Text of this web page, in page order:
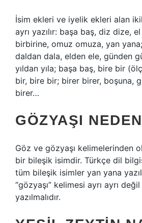
İsim ekleri ve iyelik ekleri alan
ayrı yazılır: başa baş, diz dize,
birbirine, omuz omuza, yan
daldan dala, elden ele, günden
yıldan yıla; başa baş, bire bir
bir, bire bir; birer birer, boşuna,
birer…
GÖZYAŞI
Göz ve gözyaşı kelimelerinden
bir bileşik isimdir. Türkçe dil
tüm bileşik isimler yan yana
“gözyaşı” kelimesi ayrı ayrı
yazılmalıdır.